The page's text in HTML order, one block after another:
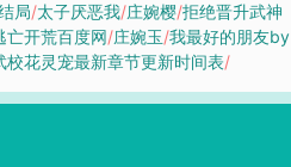
局/太子厌恶我/庄婉樱/拒绝晋升武神
亡开荒百度网/庄婉玉/我最好的朋友by
校花灵宠最新章节更新时间表/